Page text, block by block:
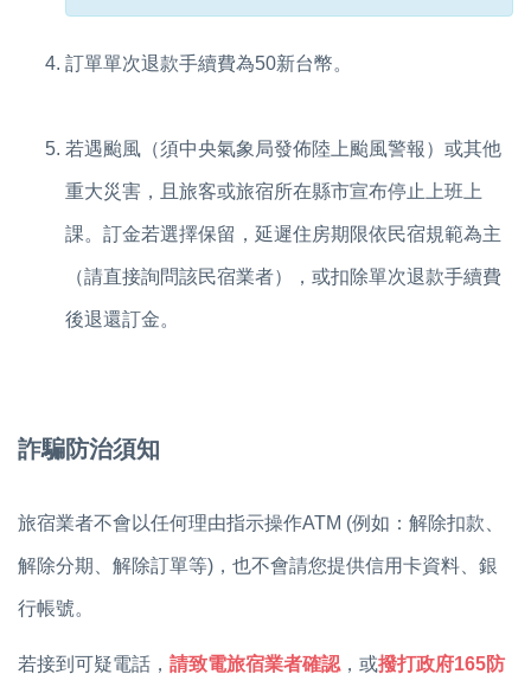
訂單單次退款手續費為50新台幣。
若遇颱風（須中央氣象局發佈陸上颱風警報）或其他
重大災害，且旅客或旅宿所在縣市宣布停止上班上
課。訂金若選擇保留，延遲住房期限依民宿規範為主
（請直接詢問該民宿業者），或扣除單次退款手續費
後退還訂金。
詐騙防治須知
旅宿業者不會以任何理由指示操作ATM (例如：解除扣款、
解除分期、解除訂單等)，也不會請您提供信用卡資料、銀
行帳號。
若接到可疑電話， 請致電旅宿業者確認 ，或撥打政府165防